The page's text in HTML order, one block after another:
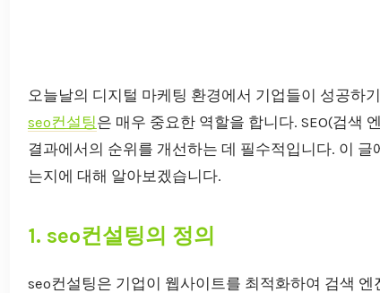
오늘날의 디지털 마케팅 환경에서 기업들이 성공하
seo컨설팅은 매우 중요한 역할을 합니다. SEO(검색
결과에서의 순위를 개선하는 데 필수적입니다. 이
는지에 대해 알아보겠습니다.
1. seo컨설팅의 정의
seo컨설팅은 기업이 웹사이트를 최적화하여 검색